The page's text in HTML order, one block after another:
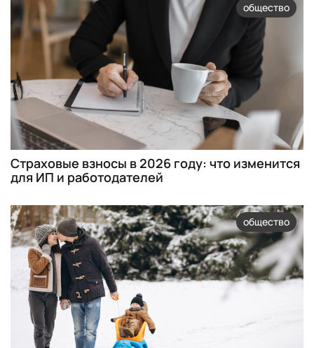
общество
Страховые взносы в 2026 году: что изменится
для ИП и работодателей
общество